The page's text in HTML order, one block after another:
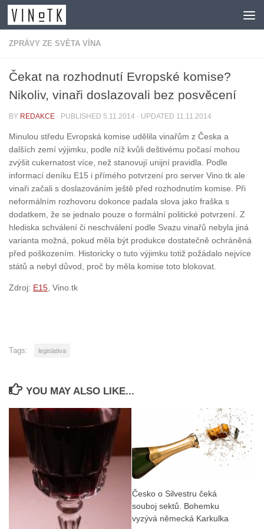
Skip to content
ZPRÁVY ZE SVĚTA VÍNA
Čekat na rozhodnutí Evropské komise?
Nikoliv, vinaři doslazovali bez posvěcení
BY REDAKCE · PUBLISHED 5.11.2014 · UPDATED 11.11.2014
Minulou středu Evropská komise udělila vinařům z Česka a
dalších zemí výjimku, podle níž kvůli deštivému počasí mohou
zvýšit cukernatost více, než stanovují unijní pravidla. Podle
informací deníku E15 i přímého potvrzení pro server Vino.tk ale
vinaři začali s doslazováním ještě před rozhodnutím komise. Při
neformálním rozhovoru dokonce padala slova jako fraška s
dodatkem, že se jednalo pouze o formální politické potvrzení. Z
hlediska schválení či neschválení podle Svazu vinařů nebyla jiná
varianta možná, pokud měla být produkce dostatečně ochráněná
před poškozením. Historicky o tuto výjimku totiž požádalo nejvíce
států a nebyl důvod, proč by měla komise toto blokovat.
Zdroj: E15, Vino.tk
Tags: legislativa
YOU MAY ALSO LIKE...
Česko o Silvestru čeká
souboj sektů. Bohemku
vyzývá německá Karkulka